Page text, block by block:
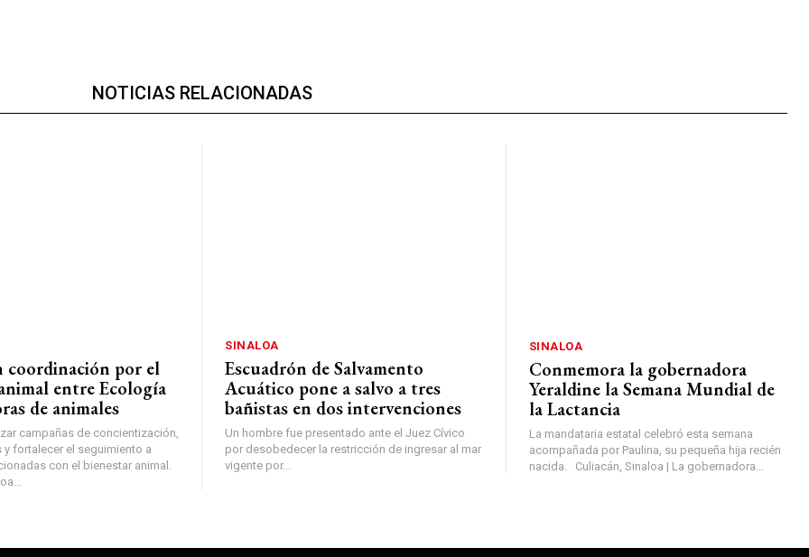
NOTICIAS RELACIONADAS
coordinación por el
entre Ecología
de animales
campañas de concientización,
fortalecer el seguimiento a
con el bienestar animal.
SINALOA
Escuadrón de Salvamento
Acuático pone a salvo a tres
bañistas en dos intervenciones
Un hombre fue presentado ante el Juez Cívico
por desobedecer la restricción de ingresar al mar
vigente por...
SINALOA
Conmemora la gobernadora
Yeraldine la Semana Mundial de
la Lactancia
La mandataria estatal celebró esta semana
acompañada por Paulina, su pequeña hija recién
nacida. Culiacán, Sinaloa | La gobernadora...